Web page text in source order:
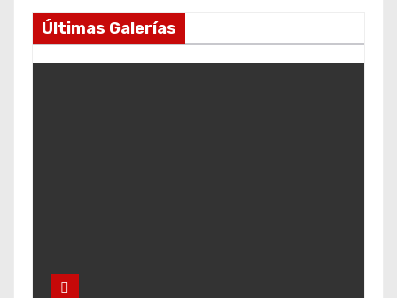
Últimas Galerías